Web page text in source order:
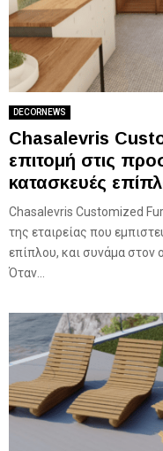
DECORNEWS
Chasalevris
επιτομή στις
κατασκευές
Chasalevris Customized
της εταιρείας που
επίπλου, και συνάμα στον
Όταν...